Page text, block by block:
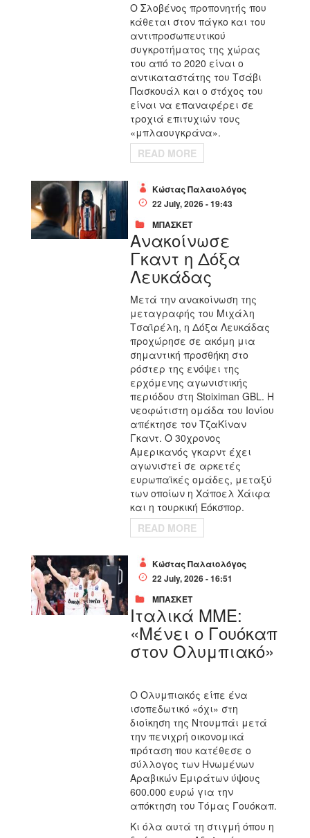
Ο Σλοβένος προπονητής που
κάθεται στον πάγκο και του
αντιπροσωπευτικού
συγκροτήματος της χώρας
του από το 2020 είναι ο
αντικαταστάτης του Τσάβι
Πασκουάλ και ο στόχος του
είναι να επαναφέρει σε
τροχιά επιτυχιών τους
«μπλαουγκράνα».
READ MORE
Κώστας Παλαιολόγος
22 July, 2026 - 19:43
ΜΠΑΣΚΕΤ
Ανακοίνωσε
Γκαντ η Δόξα
Λευκάδας
Μετά την ανακοίνωση της
μεταγραφής του Μιχάλη
Τσαϊρέλη, η Δόξα Λευκάδας
προχώρησε σε ακόμη μια
σημαντική προσθήκη στο
ρόστερ της ενόψει της
ερχόμενης αγωνιστικής
περιόδου στη Stoiximan GBL. Η
νεοφώτιστη ομάδα του Ιονίου
απέκτησε τον ΤζαΚίναν
Γκαντ. Ο 30χρονος
Αμερικανός γκαρντ έχει
αγωνιστεί σε αρκετές
ευρωπαϊκές ομάδες, μεταξύ
των οποίων η Χάποελ Χάιφα
και η τουρκική Εόκσπορ.
READ MORE
Κώστας Παλαιολόγος
22 July, 2026 - 16:51
ΜΠΑΣΚΕΤ
Ιταλικά ΜΜΕ:
«Μένει ο Γουόκαπ
στον Ολυμπιακό»
Ο Ολυμπιακός είπε ένα
ισοπεδωτικό «όχι» στη
διοίκηση της Ντουμπάι μετά
την πενιχρή οικονομικά
πρόταση που κατέθεσε ο
σύλλογος των Ηνωμένων
Αραβικών Εμιράτων ύψους
600.000 ευρώ για την
απόκτηση του Τόμας Γουόκαπ.
Κι όλα αυτά τη στιγμή όπου η